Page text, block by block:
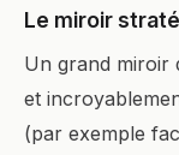
Le miroir
Un grand miroir
et
(par exemple